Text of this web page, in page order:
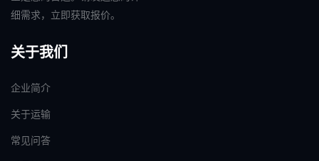
细需求，立即获取报价。
关于我们
企业简介
关于运输
常见问答